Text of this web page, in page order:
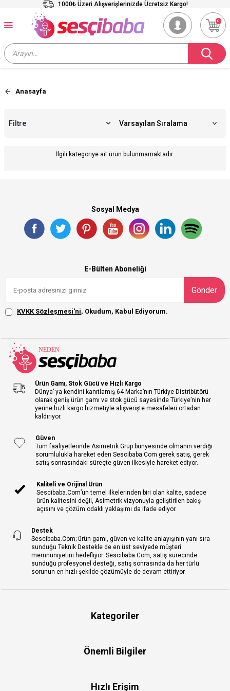
1000₺ Üzeri Alışverişlerinizde Ücretsiz Kargo!
0
Anasayfa
Filtre
İlgili kategoriye ait ürün bulunmamaktadır.
Sosyal Medya
E-Bülten Aboneliği
Gönder
KVKK Sözleşmesi'ni, Okudum, Kabul Ediyorum.
Ürün Gamı, Stok Gücü ve Hızlı Kargo
Dünya’ ya kendini kanıtlamış 64 Marka’nın Türkiye Distribütörü
olarak geniş ürün gamı ve stok gücü sayesinde Türkiye’nin her
yerine hızlı kargo hizmetiyle alışverişte mesafeleri ortadan
kaldırıyor.
Güven
Tüm faaliyetlerinde Asimetrik Grup bünyesinde olmanın verdiği
sorumlulukla hareket eden Sescibaba.Com gerek satış, gerek
satış sonrasındaki süreçte güven ilkesiyle hareket ediyor.
Kaliteli ve Orijinal Ürün
Sescibaba.Com’un temel ilkelerinden biri olan kalite, sadece
ürün kalitesini değil, Asimetrik vizyonuyla geliştirilen bakış
açısını ve çözüm odaklı yaklaşımı da ifade ediyor.
Destek
Sescibaba.Com; ürün gamı, güven ve kalite anlayışının yanı sıra
sunduğu Teknik Destekle de en üst seviyede müşteri
memnuniyetini hedefliyor. Sescibaba.Com, satış sürecinde
sunduğu profesyonel desteği, satış sonrasında da her türlü
sorunun en hızlı şekilde çözümüyle de devam ettiriyor.
Kategoriler
Önemli Bilgiler
Hızlı Erişim